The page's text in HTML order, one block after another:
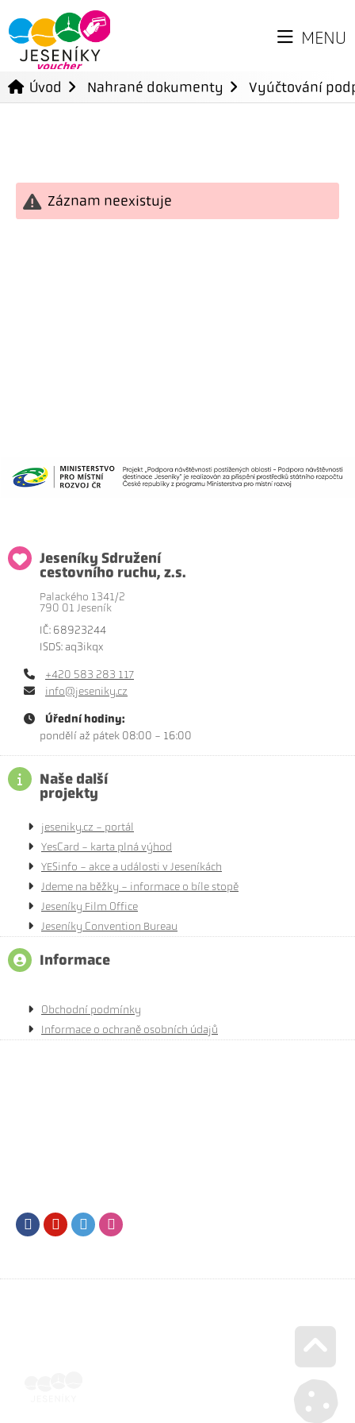
MENU
Úvod Nahrané dokumenty Vyúčtování
Záznam neexistuje
Jeseníky Sdružení
cestovního ruchu, z.s.
Palackého 1341/2
790 01 Jeseník
IČ: 68923244
ISDS: aq3ikqx
+420 583 283 117
info@jeseniky.cz
Úřední hodiny:
pondělí až pátek 08:00 - 16:00
Naše další
projekty
jeseniky.cz - portál
YesCard - karta plná výhod
YESinfo - akce a události v Jeseníkách
Jdeme na běžky - informace o bíle stopě
Jeseníky Film Office
Jeseníky Convention Bureau
Informace
Obchodní podmínky
Informace o ochraně osobních údajů
FacebookYoutubeTwitter
Go